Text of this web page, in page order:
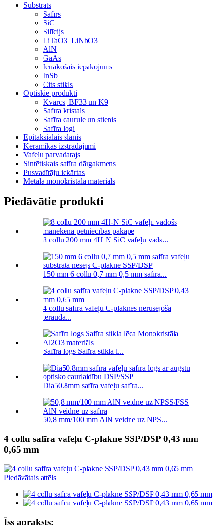
Substrāts
Safīrs
SiC
Silīcijs
LiTaO3_LiNbO3
AlN
GaAs
Ienākošais iepakojums
InSb
Cits stikls
Optiskie produkti
Kvarcs, BF33 un K9
Safīra kristāls
Safīra caurule un stienis
Safīra logi
Epitaksiālais slānis
Keramikas izstrādājumi
Vafeļu pārvadātājs
Sintētiskais safīra dārgakmens
Pusvadītāju iekārtas
Metāla monokristāla materiāls
Piedāvātie produkti
8 collu 200 mm 4H-N SiC vafeļu vads...
150 mm 6 collu 0,7 mm 0,5 mm safīra...
4 collu safīra vafeļu C-plaknes nerūsējošā
tērauda...
Safīra logs Safīra stikla l...
Dia50.8mm safīra vafeļu safīra...
50,8 mm/100 mm AlN veidne uz NPS...
4 collu safīra vafeļu C-plakne SSP/DSP 0,43 mm
0,65 mm
Īss apraksts: